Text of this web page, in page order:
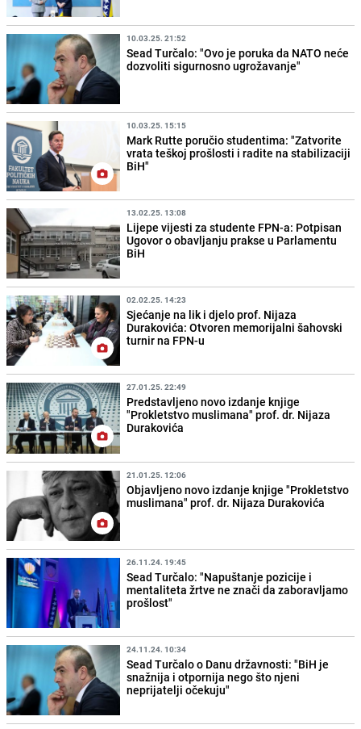
10.03.25. 21:52
Sead Turčalo: "Ovo je poruka da NATO neće
dozvoliti sigurnosno ugrožavanje"
10.03.25. 15:15
Mark Rutte poručio studentima: "Zatvorite
vrata teškoj prošlosti i radite na stabilizaciji
BiH"
13.02.25. 13:08
Lijepe vijesti za studente FPN-a: Potpisan
Ugovor o obavljanju prakse u Parlamentu
BiH
02.02.25. 14:23
Sjećanje na lik i djelo prof. Nijaza
Durakovića: Otvoren memorijalni šahovski
turnir na FPN-u
27.01.25. 22:49
Predstavljeno novo izdanje knjige
"Prokletstvo muslimana" prof. dr. Nijaza
Durakovića
21.01.25. 12:06
Objavljeno novo izdanje knjige "Prokletstvo
muslimana" prof. dr. Nijaza Durakovića
26.11.24. 19:45
Sead Turčalo: "Napuštanje pozicije i
mentaliteta žrtve ne znači da zaboravljamo
prošlost"
24.11.24. 10:34
Sead Turčalo o Danu državnosti: "BiH je
snažnija i otpornija nego što njeni
neprijatelji očekuju"